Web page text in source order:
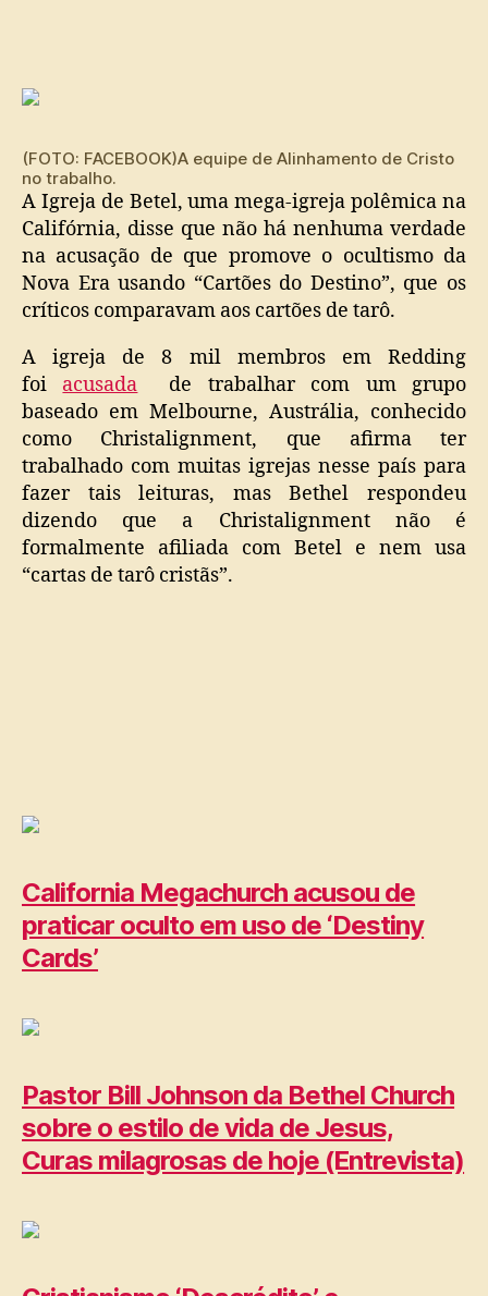
(FOTO: FACEBOOK)A equipe de Alinhamento de Cristo
no trabalho.
A Igreja de Betel, uma mega-igreja polêmica na
Califórnia, disse que não há nenhuma verdade
na acusação de que promove o ocultismo da
Nova Era usando “Cartões do Destino”, que os
críticos comparavam aos cartões de tarô.
A igreja de 8 mil membros em Redding
foi acusada de trabalhar com um grupo
baseado em Melbourne, Austrália, conhecido
como Christalignment, que afirma ter
trabalhado com muitas igrejas nesse país para
fazer tais leituras, mas Bethel respondeu
dizendo que a Christalignment não é
formalmente afiliada com Betel e nem usa
“cartas de tarô cristãs”.
California Megachurch acusou de
praticar oculto em uso de ‘Destiny
Cards’
Pastor Bill Johnson da Bethel Church
sobre o estilo de vida de Jesus,
Curas milagrosas de hoje (Entrevista)